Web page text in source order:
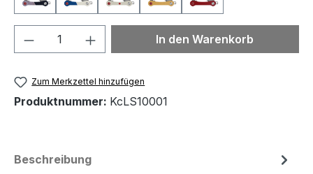
Produkt Anzahl: Gib denIn den Warenkorb
Zum Merkzettel hinzufügen
Produktnummer: KcLS10001
Beschreibung